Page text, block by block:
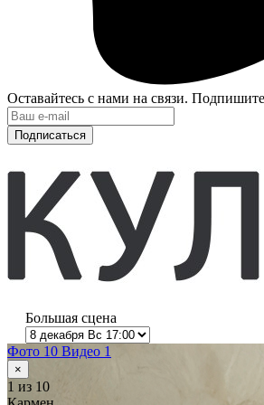
Оставайтесь с нами на связи.
Подписаться
Большая сцена
Фото 10 Видео 1
×
1 из 10